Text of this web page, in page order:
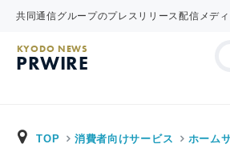
共同通信グループのプレスリリース配信メデ
KYODO NEWS
PRWIRE
TOP 消費者向けサービス ホーム